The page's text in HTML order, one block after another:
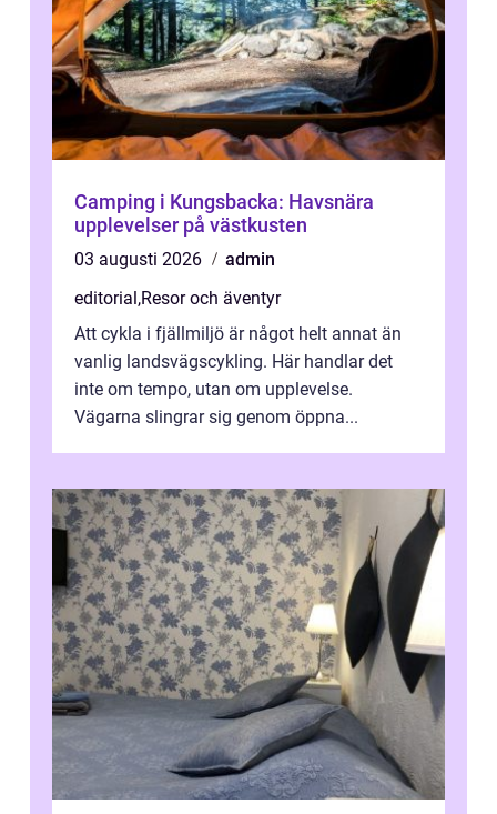
Camping i Kungsbacka: Havsnära
upplevelser på västkusten
03 augusti 2026
admin
editorial,Resor och äventyr
Att cykla i fjällmiljö är något helt annat än
vanlig landsvägscykling. Här handlar det
inte om tempo, utan om upplevelse.
Vägarna slingrar sig genom öppna...